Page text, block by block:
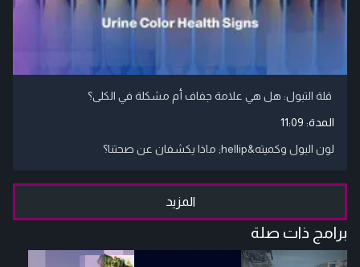
قلة التبول: هل هي علامة جفاف أم مشكلة في الكلى؟
المدة: 11:09
لون البول وكميته&hellip; ماذا يكشفان عن صحتنا؟
المزيد
برامج ذات صلة